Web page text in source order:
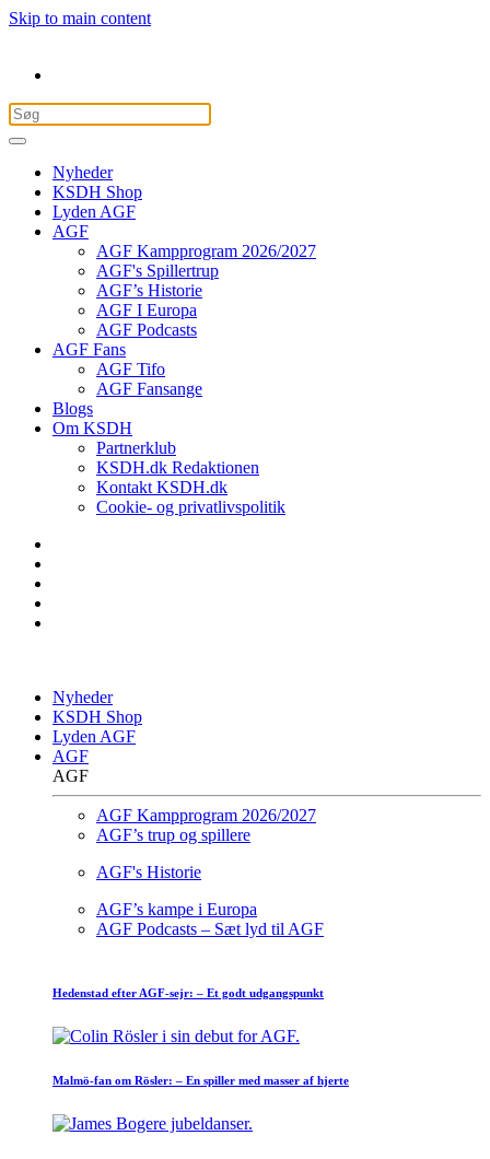
Skip to main content
Nyheder
KSDH Shop
Lyden AGF
AGF
AGF Kampprogram 2026/2027
AGF's Spillertrup
AGF’s Historie
AGF I Europa
AGF Podcasts
AGF Fans
AGF Tifo
AGF Fansange
Blogs
Om KSDH
Partnerklub
KSDH.dk Redaktionen
Kontakt KSDH.dk
Cookie- og privatlivspolitik
Nyheder
KSDH Shop
Lyden AGF
AGF
AGF
AGF Kampprogram 2026/2027
AGF’s trup og spillere
AGF's Historie
AGF’s kampe i Europa
AGF Podcasts – Sæt lyd til AGF
Hedenstad efter AGF-sejr: – Et godt udgangspunkt
Malmö-fan om Rösler: – En spiller med masser af hjerte